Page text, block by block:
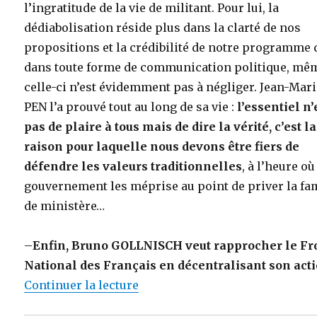
l’ingratitude de la vie de militant. Pour lui, la
dédiabolisation réside plus dans la clarté de nos
propositions et la crédibilité de notre programme
dans toute forme de communication politique,
celle-ci n’est évidemment pas à négliger. Jean-
PEN l’a prouvé tout au long de sa vie : l’essentiel
pas de plaire à tous mais de dire la vérité, c’est la
raison pour laquelle nous devons être fiers de
défendre les valeurs traditionnelles, à l’heure
gouvernement les méprise au point de priver la
de ministère…
–Enfin, Bruno GOLLNISCH veut rapprocher le
National des Français en décentralisant son
Continuer la lecture